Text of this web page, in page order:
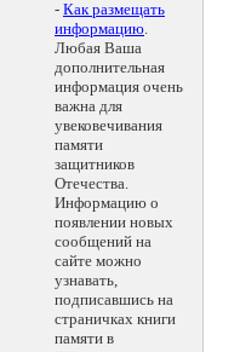
- Как размещать
информацию.
Любая Ваша
дополнительная
информация очень
важна для
увековечивания
памяти
защитников
Отечества.
Информацию о
появлении новых
сообщений на
сайте можно
узнавать,
подписавшись на
страничках книги
памяти в